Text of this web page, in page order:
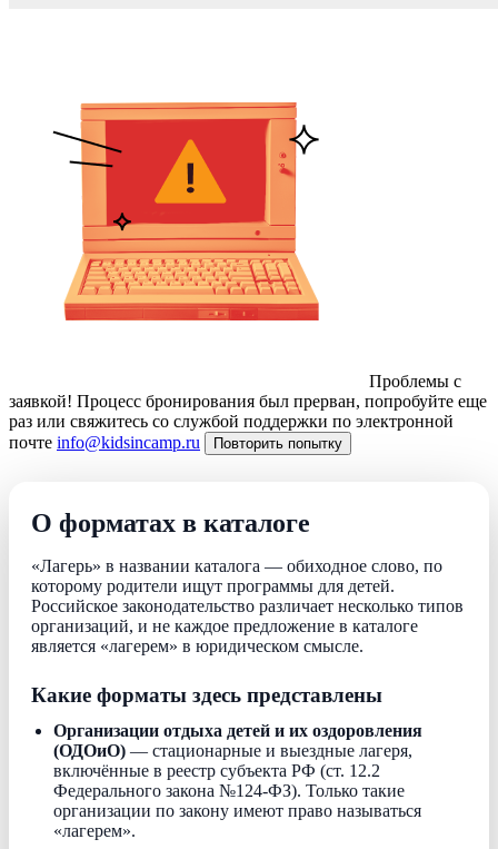
Проблемы с
заявкой! Процесс бронирования был прерван, попробуйте еще
раз или свяжитесь со службой поддержки по электронной
почте info@kidsincamp.ru Повторить попытку
О форматах в каталоге
«Лагерь» в названии каталога — обиходное слово, по
которому родители ищут программы для детей.
Российское законодательство различает несколько типов
организаций, и не каждое предложение в каталоге
является «лагерем» в юридическом смысле.
Какие форматы здесь представлены
Организации отдыха детей и их оздоровления
(ОДОиО) — стационарные и выездные лагеря,
включённые в реестр субъекта РФ (ст. 12.2
Федерального закона №124-ФЗ). Только такие
организации по закону имеют право называться
«лагерем».